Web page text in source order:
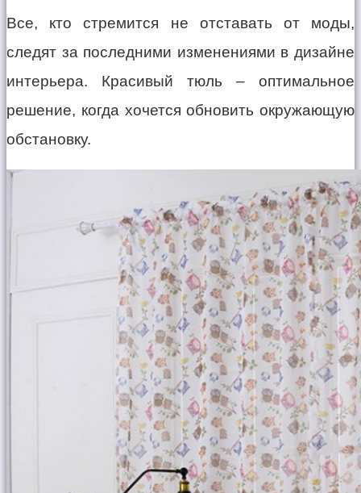
Все, кто стремится не отставать от моды,
следят за последними изменениями в дизайне
интерьера. Красивый тюль – оптимальное
решение, когда хочется обновить окружающую
обстановку.